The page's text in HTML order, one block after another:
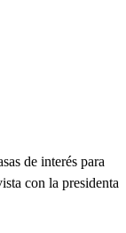
de interés para
con la presidenta